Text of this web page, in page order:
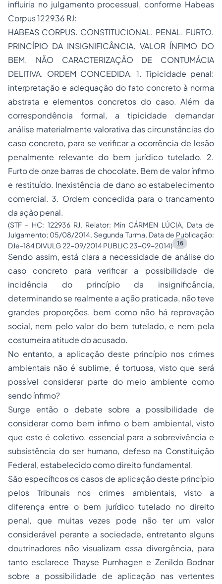
influiria no julgamento processual, conforme Habeas
Corpus 122936 RJ:
HABEAS CORPUS. CONSTITUCIONAL. PENAL. FURTO.
PRINCÍPIO DA INSIGNIFICÂNCIA. VALOR ÍNFIMO DO
BEM. NÃO CARACTERIZAÇÃO DE CONTUMÁCIA
DELITIVA. ORDEM CONCEDIDA. 1. Tipicidade penal:
interpretação e adequação do fato concreto à norma
abstrata e elementos concretos do caso. Além da
correspondência formal, a tipicidade demandar
análise materialmente valorativa das circunstâncias do
caso concreto, para se verificar a ocorrência de lesão
penalmente relevante do bem jurídico tutelado. 2.
Furto de onze barras de chocolate. Bem de valor ínfimo
e restituído. Inexistência de dano ao estabelecimento
comercial. 3. Ordem concedida para o trancamento
da ação penal.
(STF – HC: 122936 RJ, Relator: Min CÁRMEN LÚCIA, Data de
Julgamento; 05/08/2014, Segunda Turma, Data de Publicação:
DJe-184 DIVULG 22-09/2014 PUBLIC 23-09-2014)
16
Sendo assim, está clara a necessidade de análise do
caso concreto para verificar a possibilidade de
incidência do princípio da insignificância,
determinando se realmente a ação praticada, não teve
grandes proporções, bem como não há reprovação
social, nem pelo valor do bem tutelado, e nem pela
costumeira atitude do acusado.
No entanto, a aplicação deste princípio nos crimes
ambientais não é sublime, é tortuosa, visto que será
possível considerar parte do meio ambiente como
sendo ínfimo?
Surge então o debate sobre a possibilidade de
considerar como bem ínfimo o bem ambiental, visto
que este é coletivo, essencial para a sobrevivência e
subsistência do ser humano, defeso na Constituição
Federal, estabelecido como direito fundamental.
São específicos os casos de aplicação deste princípio
pelos Tribunais nos crimes ambientais, visto a
diferença entre o bem jurídico tutelado no direito
penal, que muitas vezes pode não ter um valor
considerável perante a sociedade, entretanto alguns
doutrinadores não visualizam essa divergência, para
tanto esclarece Thayse Purnhagen e Zenildo Bodnar
sobre a possibilidade de aplicação nas vertentes